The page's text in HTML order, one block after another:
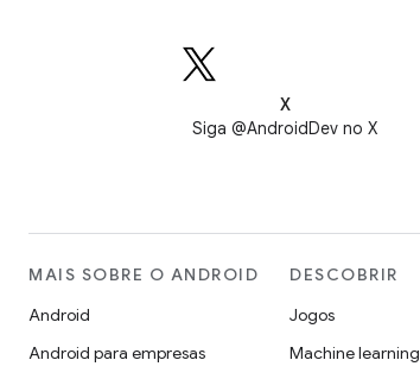
X
Siga @AndroidDev no X
MAIS SOBRE O ANDROID
Android
Android para empresas
DESCOBRIR
Jogos
Machine learning